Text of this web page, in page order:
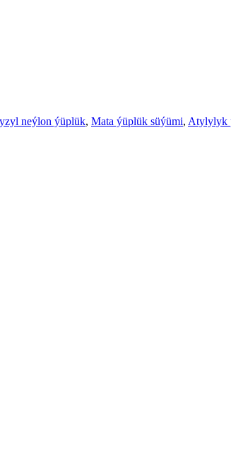
neýlon ýüplük, Mata ýüplük süýümi, Atylylyk